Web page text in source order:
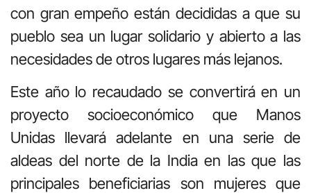
con gran empeño están decididas a que su
pueblo sea un lugar solidario y abierto a las
necesidades de otros lugares más lejanos.
Este año lo recaudado se convertirá en un
proyecto socioeconómico que Manos
Unidas llevará adelante en una serie de
aldeas del norte de la India en las que las
principales beneficiarias son mujeres que